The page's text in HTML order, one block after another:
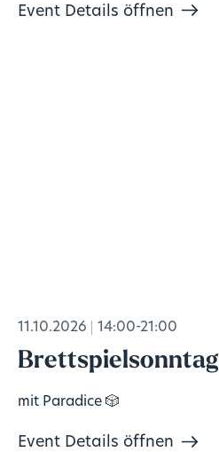
Event Details öffnen
11.10.2026 14:00-21:00
Brettspielsonntag
mit Paradice 🎲
Event Details öffnen